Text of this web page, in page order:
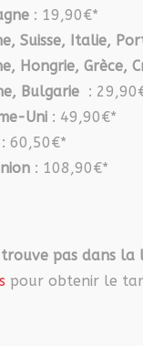
: 19,90€*
Suisse, Italie,
Hongrie, Grèce,
Bulgarie :
Uni : 49,90€*
: 60,50€*
: 108,90€*
pas dans la
pour obtenir le